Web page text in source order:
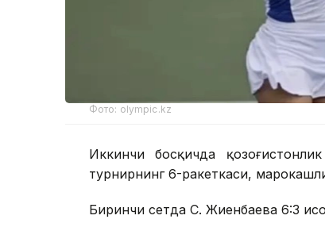
Фото: olympic.kz
Иккинчи босқичда
турнирнинг 6-ракеткаси,
Биринчи сетда С. Жиенбаева 6:3